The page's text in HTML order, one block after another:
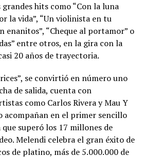
hits como “Con la luna
la vida”, “Un violinista en tu
enanitos”, “Cheque al portamor” o
entre otros, en la gira con la
20 años de trayectoria.
se convirtió en número uno
de salida, cuenta con
como Carlos Rivera y Mau Y
acompañan en el primer sencillo
que superó los 17 millones de
Melendi celebra el gran éxito de
de platino, más de 5.000.000 de